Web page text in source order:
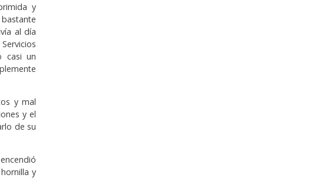
y
al día
casi un
y mal
y el
de su
y